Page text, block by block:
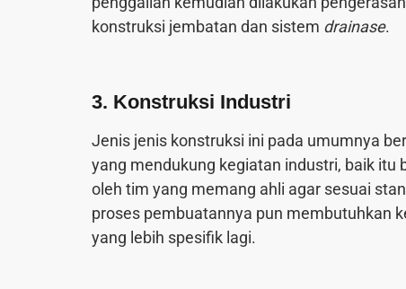
konstruksi jembatan dan sistem drainase.
3. Konstruksi Industri
Jenis jenis konstruksi ini pada umumnya
yang mendukung kegiatan industri, baik itu
oleh tim yang memang ahli agar sesuai
proses pembuatannya pun membutuhkan
yang lebih spesifik lagi.